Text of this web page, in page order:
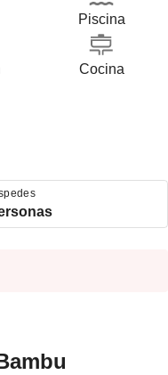
Piscina
Cocina